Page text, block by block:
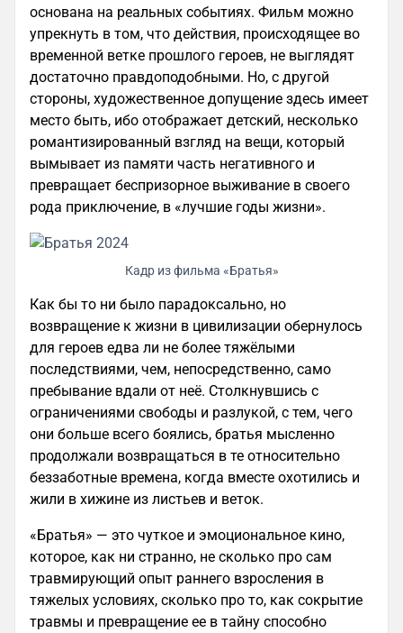
основана на реальных событиях. Фильм можно
упрекнуть в том, что действия, происходящее во
временной ветке прошлого героев, не выглядят
достаточно правдоподобными. Но, с другой
стороны, художественное допущение здесь имеет
место быть, ибо отображает детский, несколько
романтизированный взгляд на вещи, который
вымывает из памяти часть негативного и
превращает беспризорное выживание в своего
рода приключение, в «лучшие годы жизни».
Кадр из фильма «Братья»
Как бы то ни было парадоксально, но
возвращение к жизни в цивилизации обернулось
для героев едва ли не более тяжёлыми
последствиями, чем, непосредственно, само
пребывание вдали от неё. Столкнувшись с
ограничениями свободы и разлукой, с тем, чего
они больше всего боялись, братья мысленно
продолжали возвращаться в те относительно
беззаботные времена, когда вместе охотились и
жили в хижине из листьев и веток.
«Братья» — это чуткое и эмоциональное кино,
которое, как ни странно, не сколько про сам
травмирующий опыт раннего взросления в
тяжелых условиях, сколько про то, как сокрытие
травмы и превращение ее в тайну способно